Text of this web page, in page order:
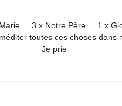
3 x Notre Père.... 1 x
toutes ces choses
Je prie